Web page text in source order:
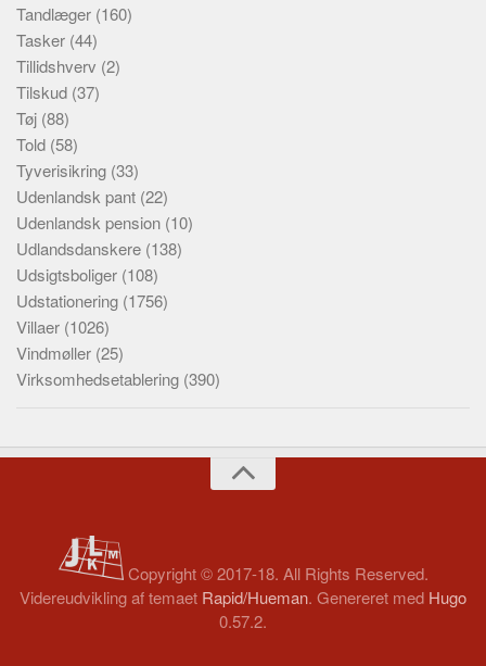
Tandlæger (160)
Tasker (44)
Tillidshverv (2)
Tilskud (37)
Tøj (88)
Told (58)
Tyverisikring (33)
Udenlandsk pant (22)
Udenlandsk pension (10)
Udlandsdanskere (138)
Udsigtsboliger (108)
Udstationering (1756)
Villaer (1026)
Vindmøller (25)
Virksomhedsetablering (390)
Copyright © 2017-18. All Rights Reserved.
Videreudvikling af temaet Rapid/Hueman. Genereret med Hugo
0.57.2.